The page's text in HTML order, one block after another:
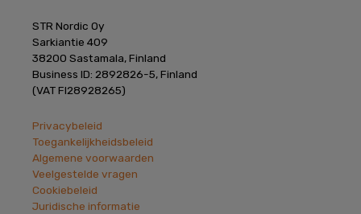
STR Nordic Oy
Sarkiantie 409
38200 Sastamala, Finland
Business ID: 2892826-5, Finland
(VAT FI28928265)
Privacybeleid
Toegankelijkheidsbeleid
Algemene voorwaarden
Veelgestelde vragen
Cookiebeleid
Juridische informatie